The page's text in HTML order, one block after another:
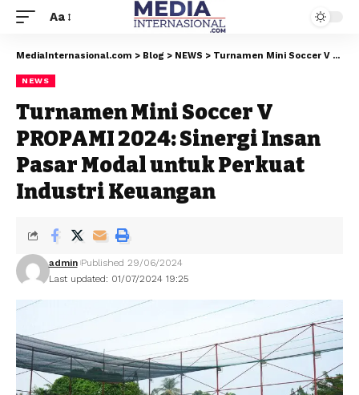
Aa
MediaInternasional.com > Blog > NEWS > Turnamen Mini Soccer V PROPAMI 2024: Sinergi Insan Pasar Modal untuk Perkuat Industri Keuangan
NEWS
Turnamen Mini Soccer V
PROPAMI 2024: Sinergi Insan
Pasar Modal untuk Perkuat
Industri Keuangan
Last updated: 01/07/2024 19:25
admin Published 29/06/2024